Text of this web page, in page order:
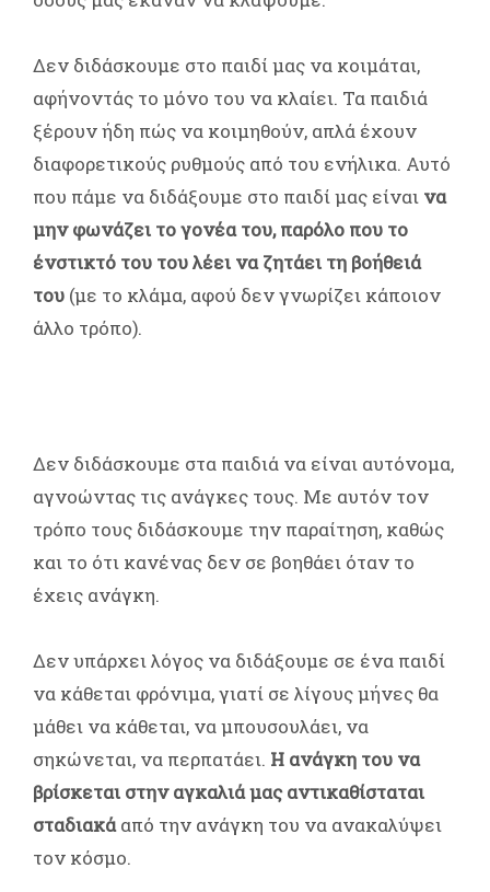
Δεν διδάσκουμε στο παιδί μας να κοιμάται,
αφήνοντάς το μόνο του να κλαίει. Τα παιδιά
ξέρουν ήδη πώς να κοιμηθούν, απλά έχουν
διαφορετικούς ρυθμούς από του ενήλικα. Αυτό
που πάμε να διδάξουμε στο παιδί μας είναι να
μην φωνάζει το γονέα του, παρόλο που το
ένστικτό του του λέει να ζητάει τη βοήθειά
του (με το κλάμα, αφού δεν γνωρίζει κάποιον
άλλο τρόπο).
Δεν διδάσκουμε στα παιδιά να είναι αυτόνομα,
αγνοώντας τις ανάγκες τους. Με αυτόν τον
τρόπο τους διδάσκουμε την παραίτηση, καθώς
και το ότι κανένας δεν σε βοηθάει όταν το
έχεις ανάγκη.
Δεν υπάρχει λόγος να διδάξουμε σε ένα παιδί
να κάθεται φρόνιμα, γιατί σε λίγους μήνες θα
μάθει να κάθεται, να μπουσουλάει, να
σηκώνεται, να περπατάει. Η ανάγκη του να
βρίσκεται στην αγκαλιά μας αντικαθίσταται
σταδιακάαπό την ανάγκη του να ανακαλύψει
τον κόσμο.